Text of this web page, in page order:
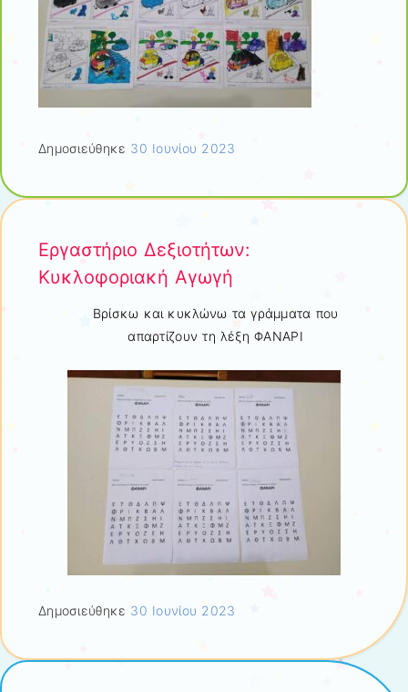
Δημοσιεύθηκε 30 Ιουνίου 2023
Εργαστήριο Δεξιοτήτων:
Κυκλοφοριακή Αγωγή
Βρίσκω και κυκλώνω τα γράμματα που
απαρτίζουν τη λέξη ΦΑΝΑΡΙ
Δημοσιεύθηκε 30 Ιουνίου 2023